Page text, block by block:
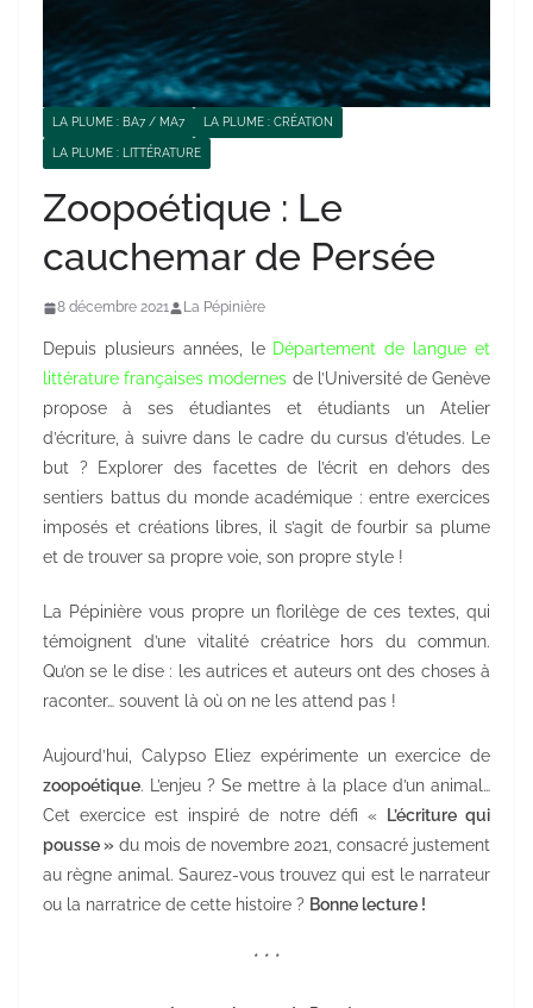
LA PLUME : BA7 / MA7 LA PLUME : CRÉATION
LA PLUME : LITTÉRATURE
Zoopoétique : Le
cauchemar de Persée
8 décembre 2021 La Pépinière
Depuis plusieurs années, le Département de langue et
littérature françaises modernes de l’Université de Genève
propose à ses étudiantes et étudiants un Atelier
d’écriture, à suivre dans le cadre du cursus d’études. Le
but ? Explorer des facettes de l’écrit en dehors des
sentiers battus du monde académique : entre exercices
imposés et créations libres, il s’agit de fourbir sa plume
et de trouver sa propre voie, son propre style !
La Pépinière vous propre un florilège de ces textes, qui
témoignent d’une vitalité créatrice hors du commun.
Qu’on se le dise : les autrices et auteurs ont des choses à
raconter… souvent là où on ne les attend pas !
Aujourd’hui, Calypso Eliez expérimente un exercice de
zoopoétique. L’enjeu ? Se mettre à la place d’un animal…
Cet exercice est inspiré de notre défi «
L’écriture qui
pousse » du mois de novembre 2021, consacré justement
au règne animal. Saurez-vous trouvez qui est le narrateur
ou la narratrice de cette histoire ? Bonne lecture !
* * *